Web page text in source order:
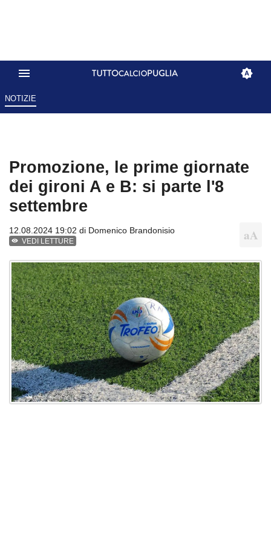
NOTIZIE
Promozione, le prime giornate
dei gironi A e B: si parte l'8
settembre
12.08.2024 19:02 di Domenico Brandonisio
VEDI LETTURE